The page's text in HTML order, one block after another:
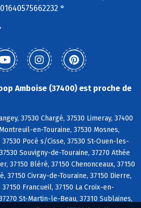
°
Amboise (37400) est proche de
37530 Chargé, 37530 Limeray, 37400
en-Touraine, 37530 Mosnes,
Pocé s/Cisse, 37530 St-Ouen-les-
Souvigny-de-Touraine, 37270 Athée
37150 Bléré, 37150 Chenonceaux, 37150
37150 Civray-de-Touraine, 37150 Dierre,
Francueil, 37150 La Croix-en-
St-Martin-le-Beau, 37310 Sublaines,